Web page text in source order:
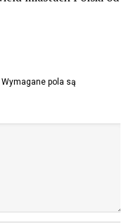
Wymagane pola są